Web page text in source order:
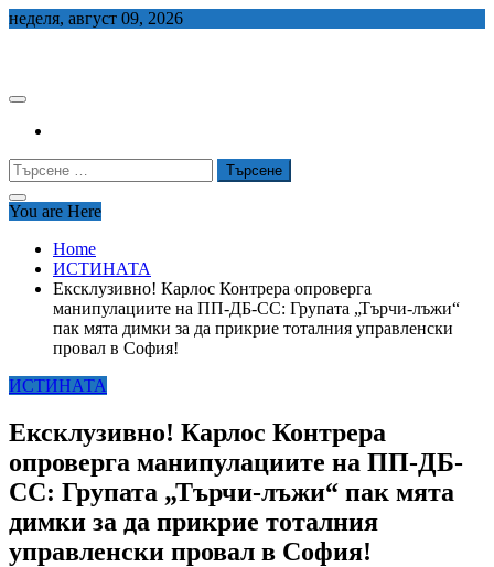
Skip
неделя, август 09, 2026
Търсене
за:
You are Here
Home
ИСТИНАТА
Ексклузивно! Карлос Контрера опроверга
манипулациите на ПП-ДБ-СС: Групата „Търчи-лъжи“
пак мята димки за да прикрие тоталния управленски
провал в София!
ИСТИНАТА
Ексклузивно! Карлос Контрера
опроверга манипулациите на ПП-ДБ-
СС: Групата „Търчи-лъжи“ пак мята
димки за да прикрие тоталния
управленски провал в София!